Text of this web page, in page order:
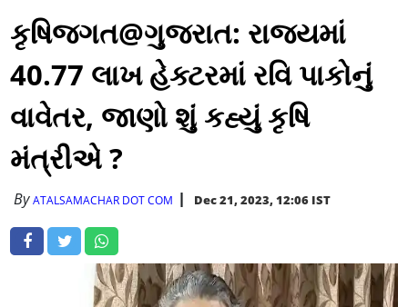
કૃષિજગત@ગુજરાત: રાજ્યમાં
40.77 લાખ હેક્ટરમાં રવિ પાકોનું
વાવેતર, જાણો શું કહ્યું કૃષિ
મંત્રીએ ?
ByATALSAMACHAR DOT COM Dec 21, 2023, 12:06 IST